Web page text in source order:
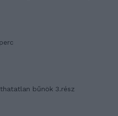
bűnök 3.rész